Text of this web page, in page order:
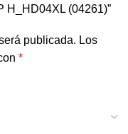
H_HD04XL (04261)”
publicada. Los
*